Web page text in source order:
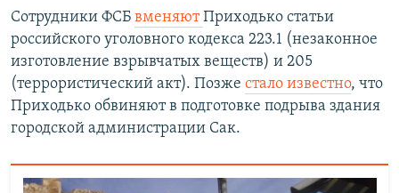
Сотрудники ФСБ вменяютПриходько статьи
российского уголовного кодекса 223.1 (незаконное
изготовление взрывчатых веществ) и 205
(террористический акт).​ Позже стало известно, что
Приходько обвиняют в подготовке подрыва здания
городской администрации Сак.